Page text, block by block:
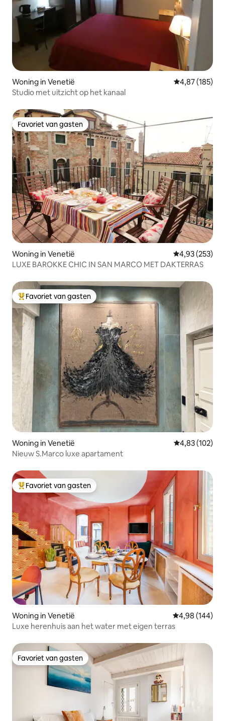
Woning in Venetië Gemiddelde
4,87 (185)
Studio met uitzicht op het kanaal
Favoriet van gasten
Favoriet van gasten
Woning in Venetië Gemiddelde
4,93 (253)
LUXE BAROKKE CHIC IN SAN MARCO MET DAKTERRAS
Topfavoriet van gasten
Favoriet van gasten
Woning in Venetië Gemiddelde
4,83 (102)
Nieuw S.Marco luxe apartament
Topfavoriet van gasten
Favoriet van gasten
Woning in Venetië Gemiddelde
4,98 (144)
Luxe herenhuis aan het water met eigen terras
Favoriet van gasten
Favoriet van gasten